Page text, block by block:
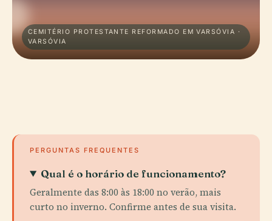
CEMITÉRIO PROTESTANTE REFORMADO EM VARSÓVIA ·
VARSÓVIA
PERGUNTAS FREQUENTES
Qual é o horário de funcionamento?
Geralmente das 8:00 às 18:00 no verão, mais
curto no inverno. Confirme antes de sua visita.